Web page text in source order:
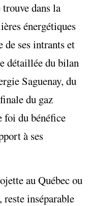
dans la
énergétiques
de ses intrants et
détaillée du bilan
Saguenay, du
du gaz
foi du bénéfice
à ses
au Québec ou
inséparable